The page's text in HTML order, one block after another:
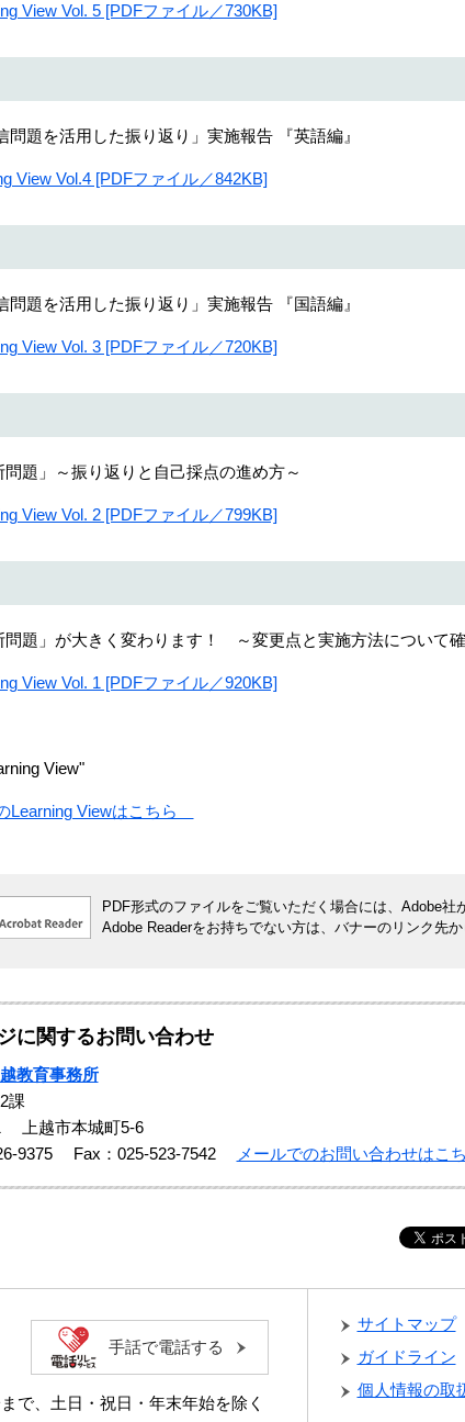
View Vol. 5 [PDFファイル／730KB]
問題を活用した振り返り」実施報告 『英語編』
View Vol.4 [PDFファイル／842KB]
問題を活用した振り返り」実施報告 『国語編』
View Vol. 3 [PDFファイル／720KB]
問題」～振り返りと自己採点の進め方～
View Vol. 2 [PDFファイル／799KB]
問題」が大きく変わります！ ～変更点と実施方法について
View Vol. 1 [PDFファイル／920KB]
View"
Learning Viewはこちら
PDF形式のファイルをご覧いただく場合には、Adobe社
Adobe Readerをお持ちでない方は、バナーのリンク先
に関するお問い合わせ
教育事務所
課
上越市本城町5-6
9375
Fax：025-523-7542 メールでのお問い合わせはこ
で、土日・祝日・年末年始を除く
手話で電話する
サイトマップ
ガイドライン
個人情報の取